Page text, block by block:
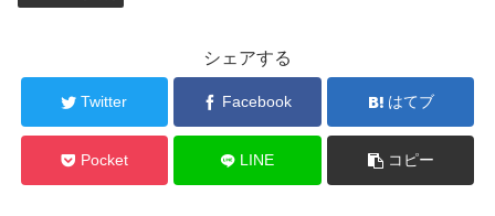
シェアする
Twitter Facebook はてブ
Pocket LINE コピー